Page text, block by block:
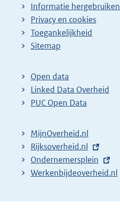
Informatie hergebruiken
Privacy en cookies
Toegankelijkheid
Sitemap
Open data
Linked Data Overheid
PUC Open Data
MijnOverheid.nl
E
x
t
r
Rijksoverheid.nl
E
x
e
Ondernemersplein
E
t
Werkenbijdeoverheid.nl